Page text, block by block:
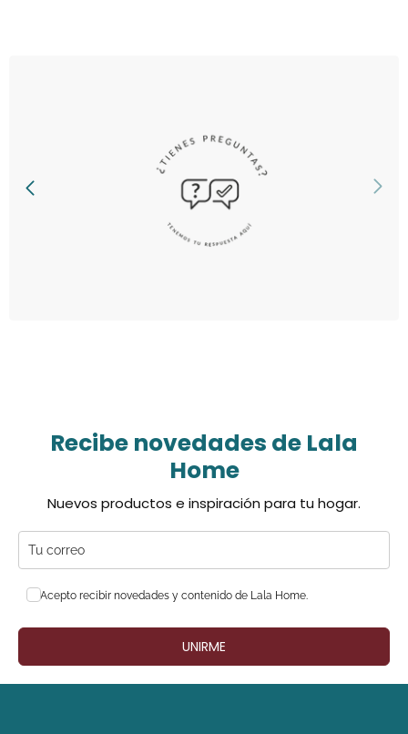
Recibe novedades de Lala
Home
Nuevos productos e inspiración para tu hogar.
Acepto recibir novedades y contenido de Lala Home.
UNIRME